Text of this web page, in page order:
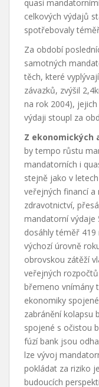
quasi
celkových výdajů
spotřebovaly
Za období
samotných
těch, které
závazků, zvýšil
na rok 2004),
výdaji stoupl za
Z ekonomických
by tempo růstu
mandatorních i
stejně jako v
veřejných financí a
zdravotnictví,
mandatorní výdaje
dosáhly téměř 419
výchozí úrovně
obrovskou zátěží
veřejných
břemeno vnímány
ekonomiky
zabránění kolapsu
spojené s očistou
fúzí bank jsou
lze vývoj
pokládat za riziko
budoucích